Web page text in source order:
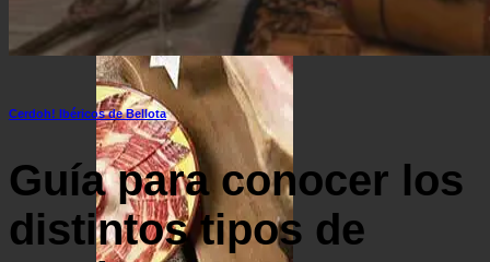
Cerdoh! Ibéricos de Bellota
Guía para conocer los
distintos tipos de